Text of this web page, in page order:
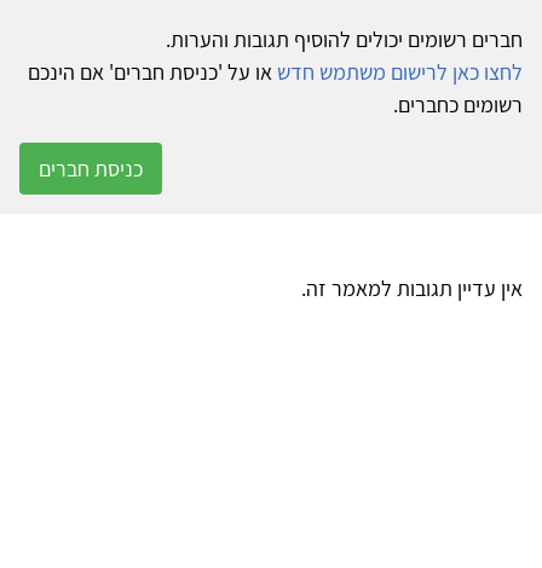
חברים רשומים יכולים להוסיף תגובות והערות.
לחצו כאן לרישום משתמש חדש או על 'כניסת חברים' אם הינכם
רשומים כחברים.
כניסת חברים
אין עדיין תגובות למאמר זה.